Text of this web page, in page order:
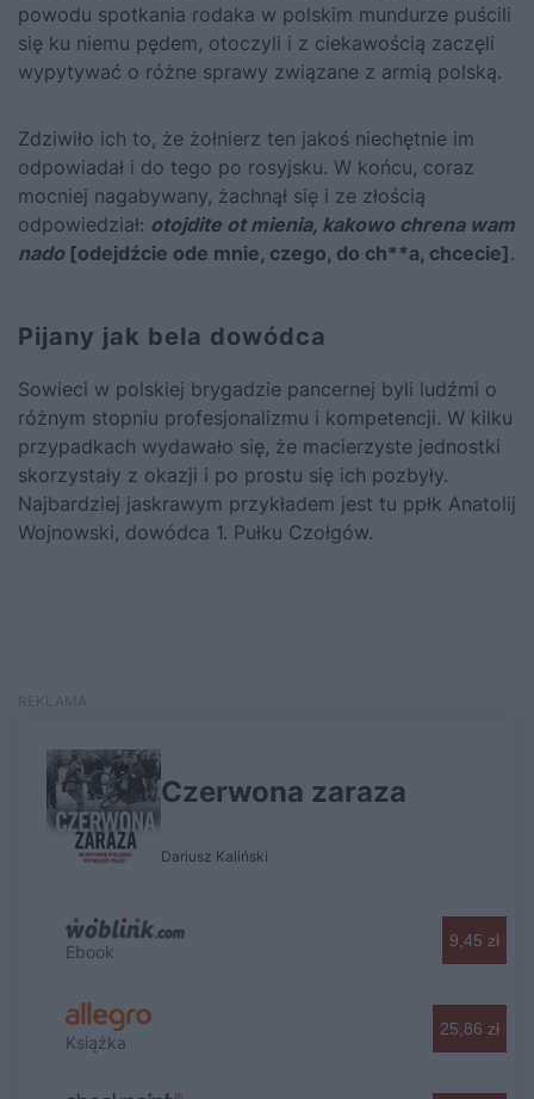
powodu spotkania rodaka w polskim mundurze puścili
się ku niemu pędem, otoczyli i z ciekawością zaczęli
wypytywać o różne sprawy związane z armią polską.
Zdziwiło ich to, że żołnierz ten jakoś niechętnie im
odpowiadał i do tego po rosyjsku. W końcu, coraz
mocniej nagabywany, żachnął się i ze złością
odpowiedział: otojdite ot mienia, kakowo chrena wam
nado [odejdźcie ode mnie, czego, do ch**a, chcecie].
Pijany jak bela dowódca
Sowieci w polskiej brygadzie pancernej byli ludźmi o
różnym stopniu profesjonalizmu i kompetencji. W kilku
przypadkach wydawało się, że macierzyste jednostki
skorzystały z okazji i po prostu się ich pozbyły.
Najbardziej jaskrawym przykładem jest tu ppłk Anatolij
Wojnowski, dowódca 1. Pułku Czołgów.